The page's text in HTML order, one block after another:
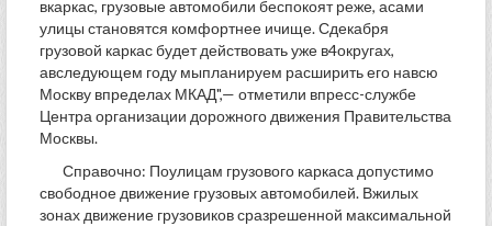
вкаркас, грузовые автомобили беспокоят реже, асами
улицы становятся комфортнее ичище. Сдекабря
грузовой каркас будет действовать уже в4округах,
авследующем году мыпланируем расширить его навсю
Москву впределах МКАД",— отметили впресс-службе
Центра организации дорожного движения Правительства
Москвы.
Справочно: Поулицам грузового каркаса допустимо
свободное движение грузовых автомобилей. Вжилых
зонах движение грузовиков сразрешенной максимальной